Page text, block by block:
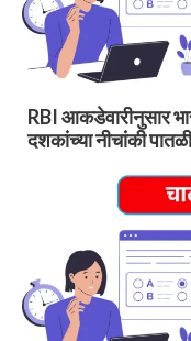
RBI आकडेवारीनुसार
दशकांच्या नीचांकी